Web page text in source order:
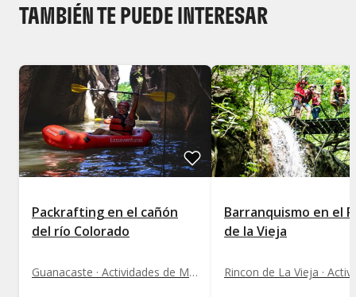
TAMBIÉN TE PUEDE INTERESAR
Packrafting en el cañón
del río Colorado
Guanacaste · Actividades de Montaña
Barranquismo en el
de la Vieja